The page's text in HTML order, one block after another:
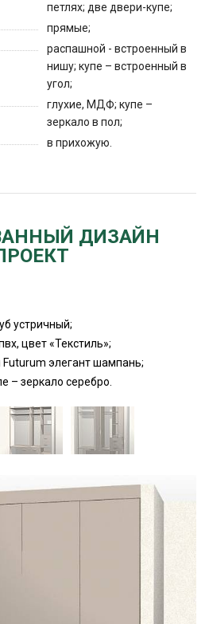
петлях; две двери-купе;
прямые;
распашной - встроенный в
нишу; купе – встроенный в
угол;
глухие, МДФ; купе –
зеркало в пол;
в прихожую.
ДИЗАЙН
устричный;
цвет «Текстиль»;
элегант шампань;
– зеркало серебро.